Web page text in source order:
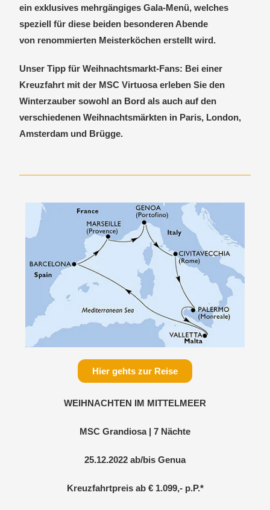
einexklusives mehrgängiges Gala-Menü, welches
speziell für diese beiden besonderen Abende
von renommierten Meisterköchen erstellt wird.
Unser Tipp für Weihnachtsmarkt-Fans: Bei einer
Kreuzfahrt mit der MSC Virtuosaerleben Sie den
Winterzauber sowohl an Bord als auch auf den
verschiedenen Weihnachtsmärkten in Paris, London,
Amsterdam und Brügge.
Hier gehts zur Reise
WEIHNACHTEN IM MITTELMEER
MSC Grandiosa | 7 Nächte
25.12.2022 ab/bis Genua
Kreuzfahrtpreis ab € 1.099,- p.P.*